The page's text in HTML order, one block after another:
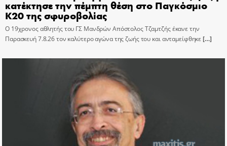
κατέκτησε την πέμπτη θέση στο Παγκόσμιο
Κ20 της σφυροβολίας
Ο 19χρονος αθλητής του ΓΣ Μανδρών Απόστολος Τζαμτζής έκανε την
Παρασκευή 7.8.26 τον καλύτερο αγώνα της ζωής του και ανταμείφθηκε[…]